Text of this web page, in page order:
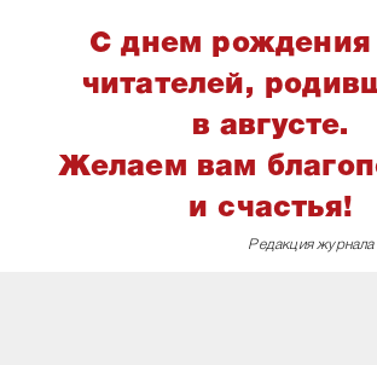
С днем рождения
читателей,
в августе.
Желаем вам
и счастья!
Редакция журнала